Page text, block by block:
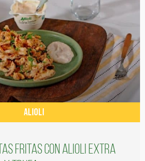
ALIOLI
fritas con alioli extra